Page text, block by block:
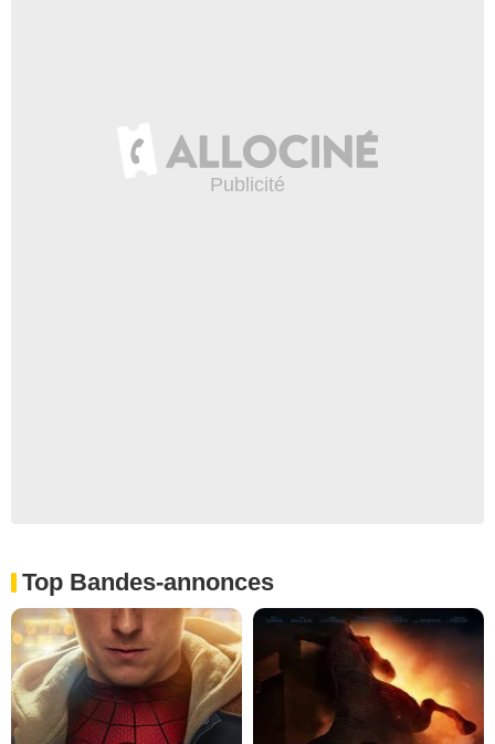
Top Bandes-annonces